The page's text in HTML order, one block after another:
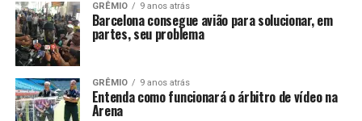
GRÊMIO 9 anos atrás
Barcelona consegue avião para solucionar, em
partes, seu problema
GRÊMIO 9 anos atrás
Entenda como funcionará o árbitro de vídeo na
Arena